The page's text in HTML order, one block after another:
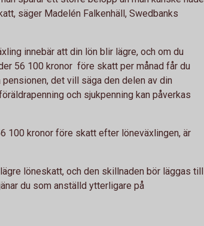
säger Madelén Falkenhäll, Swedbanks
innebär att din lön blir lägre, och om du
56 100 kronor före skatt per månad får du
det vill säga den delen av din
och sjukpenning kan påverkas
100 kronor före skatt efter löneväxlingen, är
löneskatt, och den skillnaden bör läggas till
du som anställd ytterligare på